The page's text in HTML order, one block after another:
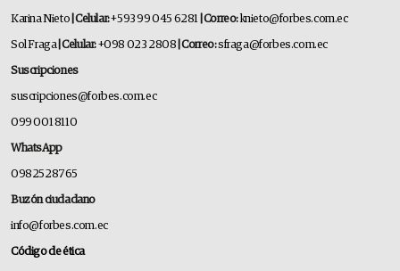
Karina Nieto | Celular:+593 99 045 6281 | Correo:knieto@forbes.com.ec
Sol Fraga| Celular:+098 023 2808 | Correo:sfraga@forbes.com.ec
Suscripciones
suscripciones@forbes.com.ec
099 001 8110
WhatsApp
0982528765
Buzón ciudadano
info@forbes.com.ec
Código de ética